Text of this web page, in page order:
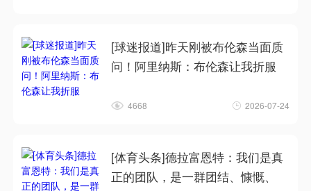
[球迷报道]昨天刚被布伦森当面质
问！阿里纳斯：布伦森让我折服
4668 2026-07-24
[体育头条]德拉富恩特：我们是真
正的团队，是一群团结、慷慨、